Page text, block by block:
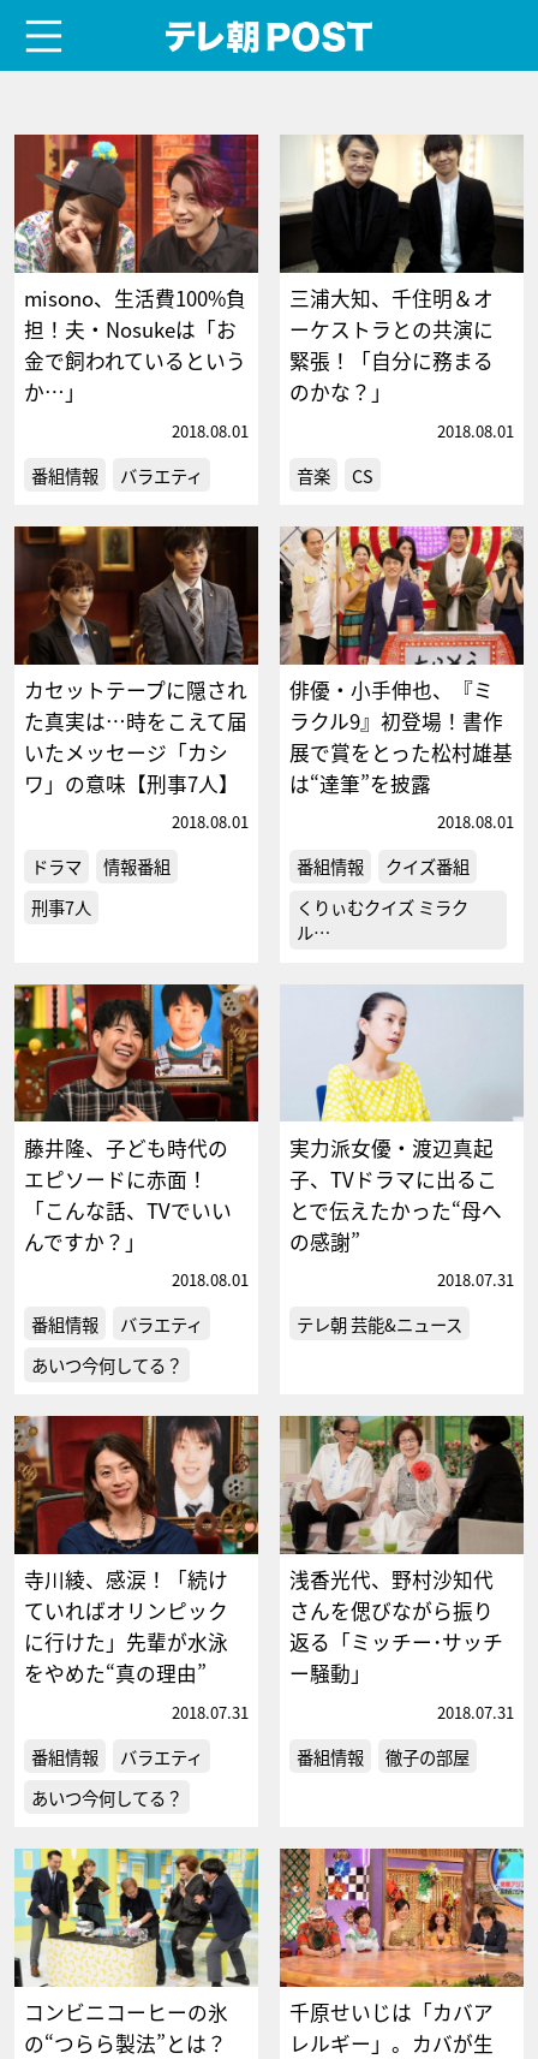
misono、生活費100%負
担！夫・Nosukeは「お
金で飼われているという
か…」
2018.08.01
番組情報 バラエティ
三浦大知、千住明＆オ
ーケストラとの共演に
緊張！「自分に務まる
のかな？」
2018.08.01
音楽 CS
カセットテープに隠され
た真実は…時をこえて届
いたメッセージ「カシ
ワ」の意味【刑事7人】
2018.08.01
ドラマ
情報番組
刑事7人
俳優・小手伸也、『ミ
ラクル9』初登場！書作
展で賞をとった松村雄基
は“達筆”を披露
2018.08.01
番組情報
クイズ番組
くりぃむクイズ ミラク
ル…
藤井隆、子ども時代の
エピソードに赤面！
「こんな話、TVでいい
んですか？」
2018.08.01
番組情報
バラエティ
あいつ今何してる？
実力派女優・渡辺真起
子、TVドラマに出るこ
とで伝えたかった“母へ
の感謝”
2018.07.31
テレ朝 芸能&ニュース
寺川綾、感涙！「続け
ていればオリンピック
に行けた」先輩が水泳
をやめた“真の理由”
2018.07.31
番組情報
バラエティ
あいつ今何してる？
浅香光代、野村沙知代
さんを偲びながら振り
返る「ミッチー･サッチ
ー騒動」
2018.07.31
番組情報 徹子の部屋
コンビニコーヒーの氷
の“つらら製法”とは？
千原せいじは「カバア
レルギー」。カバが生